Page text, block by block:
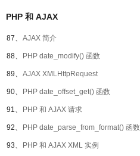
PHP 和 AJAX
87、 AJAX 简介
88、 PHP date_modify() 函数
89、 AJAX XMLHttpRequest
90、 PHP date_offset_get() 函数
91、 PHP 和 AJAX 请求
92、 PHP date_parse_from_format() 函数
93、 PHP 和 AJAX XML 实例